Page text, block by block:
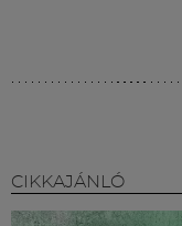
CIKKAJÁNLÓ